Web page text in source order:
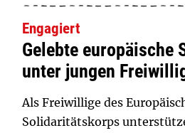
Engagiert
Gelebte europäische
unter jungen
Als Freiwillige des
Solidaritätskorps